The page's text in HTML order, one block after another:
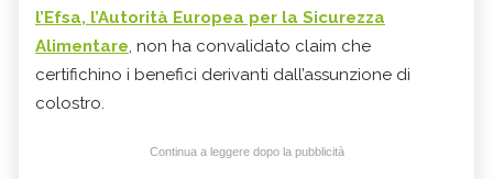
l’Efsa, l’Autorità Europea per la Sicurezza
Alimentare, non ha convalidato claim che
certifichino i benefici derivanti dall’assunzione di
colostro.
Continua a leggere dopo la pubblicità